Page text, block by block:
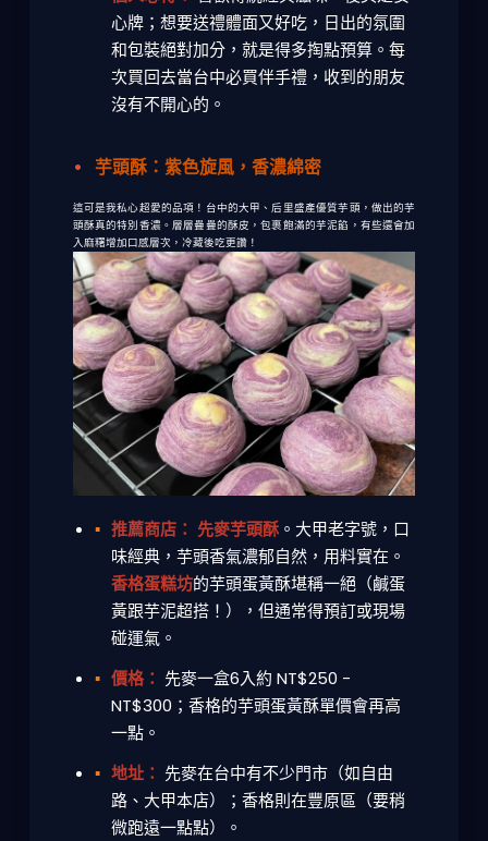
心牌；想要送禮體面又好吃，日出的氛圍
和包裝絕對加分，就是得多掏點預算。每
次買回去當台中必買伴手禮，收到的朋友
沒有不開心的。
芋頭酥：紫色旋風，香濃綿密
這可是我私心超愛的品項！台中的大甲、后里盛產優質芋頭，做出的芋
頭酥真的特別香濃。層層疊疊的酥皮，包裹飽滿的芋泥餡，有些還會加
入麻糬增加口感層次，冷藏後吃更讚！
推薦商店： 先麥芋頭酥。大甲老字號，口
味經典，芋頭香氣濃郁自然，用料實在。
香格蛋糕坊的芋頭蛋黃酥堪稱一絕（鹹蛋
黃跟芋泥超搭！），但通常得預訂或現場
碰運氣。
價格： 先麥一盒6入約 NT$250 -
NT$300；香格的芋頭蛋黃酥單價會再高
一點。
地址： 先麥在台中有不少門市（如自由
路、大甲本店）；香格則在豐原區（要稍
微跑遠一點點）。